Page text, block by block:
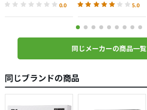
0.0 5.0
同じメーカーの商品一覧
同じブランドの商品